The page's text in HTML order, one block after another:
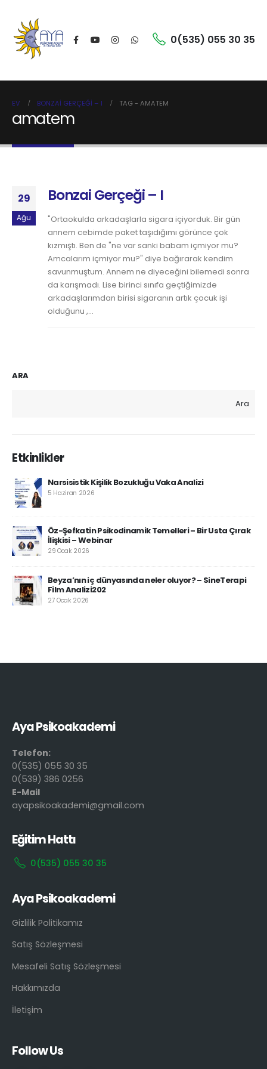
0(535) 055 30 35
EV BONZAI GERÇEĞI – I TAG - AMATEM
amatem
29
Ağu
Bonzai Gerçeği – I
"Ortaokulda arkadaşlarla sigara içiyorduk. Bir gün
annem cebimde paket taşıdığımı görünce çok
kızmıştı. Ben de "ne var sanki babam içmiyor mu?
Amcalarım içmiyor mu?" diye bağırarak kendim
savunmuştum. Annem ne diyeceğini bilemedi sonra
da karışmadı. Lise birinci sınıfa geçtiğimizde
arkadaşlarımdan birisi sigaranın artık çocuk işi
olduğunu ,...
ARA
Ara
Etkinlikler
Narsisistik Kişilik Bozukluğu Vaka Analizi
5 Haziran 2026
Öz-Şefkatin Psikodinamik Temelleri – Bir Usta Çırak
İlişkisi – Webinar
29 Ocak 2026
Beyza’nın iç dünyasında neler oluyor? – SineTerapi
Film Analizi202
27 Ocak 2026
Aya Psikoakademi
Telefon:
0(535) 055 30 35
0(539) 386 0256
E-Mail
ayapsikoakademi@gmail.com
Eğitim Hattı
0(535) 055 30 35
Aya Psikoakademi
Gizlilik Politikamız
Satış Sözleşmesi
Mesafeli Satış Sözleşmesi
Hakkımızda
İletişim
Follow Us